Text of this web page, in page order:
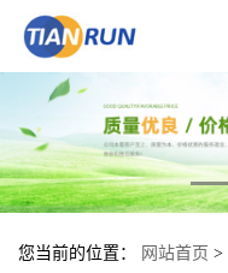
您当前的位置： 网站首页 >